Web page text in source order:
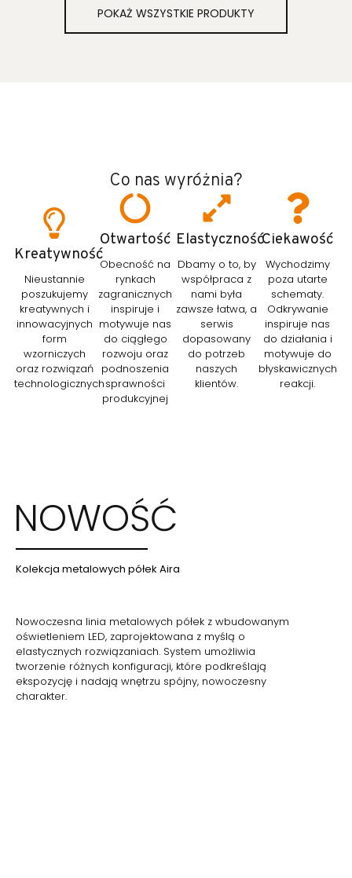
POKAŻ WSZYSTKIE PRODUKTY
Co nas wyróżnia?
Kreatywność
Nieustannie
poszukujemy
kreatywnych i
innowacyjnych
form
wzorniczych
oraz rozwiązań
technologicznych
Otwartość
Obecność na
rynkach
zagranicznych
inspiruje i
motywuje nas
do ciągłego
rozwoju oraz
podnoszenia
sprawności
produkcyjnej
Elastyczność
Dbamy o to, by
współpraca z
nami była
zawsze łatwa, a
serwis
dopasowany
do potrzeb
naszych
klientów.
Ciekawość
Wychodzimy
poza utarte
schematy.
Odkrywanie
inspiruje nas
do działania i
motywuje do
błyskawicznych
reakcji.
NOWOŚĆ
Kolekcja metalowych półek Aira
Nowoczesna linia metalowych półek z wbudowanym
oświetleniem LED, zaprojektowana z myślą o
elastycznych rozwiązaniach. System umożliwia
tworzenie różnych konfiguracji, które podkreślają
ekspozycję i nadają wnętrzu spójny, nowoczesny
charakter.